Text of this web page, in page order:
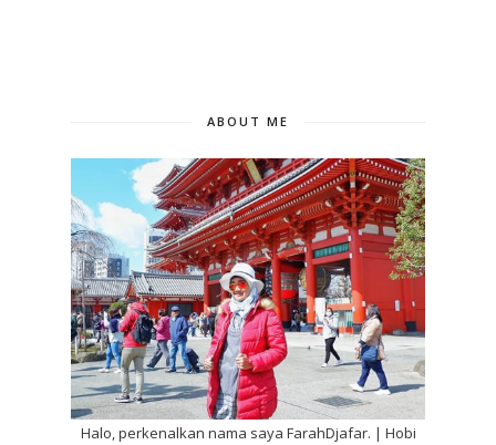
ABOUT ME
Halo, perkenalkan nama saya FarahDjafar. | Hobi